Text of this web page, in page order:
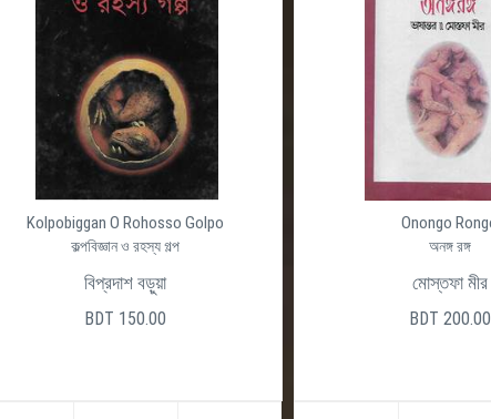
Kolpobiggan O Rohosso Golpo
কল্পবিজ্ঞান ও রহস্য গল্প
বিপ্রদাশ বড়ুয়া
BDT 150.00
Onongo
অনঙ্গ রঙ্গ
মোস্তফা মীর
BDT 200.00